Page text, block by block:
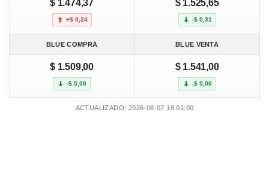
$ 1.474,37
+$ 0,24
$ 1.525,65
-$ 0,31
BLUE COMPRA BLUE VENTA
$ 1.509,00
-$ 5,00
$ 1.541,00
-$ 5,00
ACTUALIZADO: 2026-08-07 18:01:00